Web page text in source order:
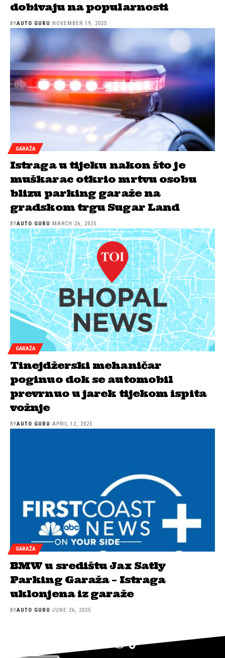
dobivaju na popularnosti
BYAUTO GURU NOVEMBER 19, 2025
GARAŽA
Istraga u tijeku nakon što je
muškarac otkrio mrtvu osobu
blizu parking garaže na
gradskom trgu Sugar Land
BYAUTO GURU MARCH 26, 2025
GARAŽA
Tinejdžerski mehaničar
poginuo dok se automobil
prevrnuo u jarek tijekom ispita
vožnje
BYAUTO GURU APRIL 12, 2025
GARAŽA
BMW u središtu Jax Satly
Parking Garaža – Istraga
uklonjena iz garaže
BYAUTO GURU JUNE 26, 2025